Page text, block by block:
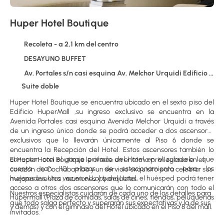
Huper Hotel Boutique
Recoleta - a 2,1 km del centro
DESAYUNO BUFFET
Av. Portales s/n casi esquina Av. Melchor Urquidi Edificio Hupermall Piso 6, Recoleta
Suite doble
Huper Hotel Boutique se encuentra ubicado en el sexto piso del
Edificio HuperMall ,su ingreso exclusivo se encuentra en la
Avenida Portales casi esquina Avenida Melchor Urquidi a través
de un ingreso único donde se podrá acceder a dos ascensores
exclusivos que lo llevarán únicamente al Piso 6 donde se
encuentra la Recepción del Hotel. Estos ascensores también lo
conectan con el garaje privado del Hotel en el subsuelo 1 que
cuenta con 10 plazas de estacionamiento para los
huéspedes. Una vez en el Loby del Hotel, el huésped podrá tener
acceso a otros dos ascensores que lo comunicarán con todo el
Hupermall (Plaza de comidas, salas de cines, tiendas, peluquerías
y demás) y con el gimnasio del Hotel ubicado en el Piso 8 del mall.
El Huper Hotel Boutique le ofrece un entorno privilegiado en el
corazón de Cochabamba y un servicio exquisito para celebrar sus
mejores eventos , reuniones y banquetes.
Nuestros especialistas cuidarán de cada uno de los detalles para
que todo salga perfecto y superarán sus expectativas y la de sus
invitados.